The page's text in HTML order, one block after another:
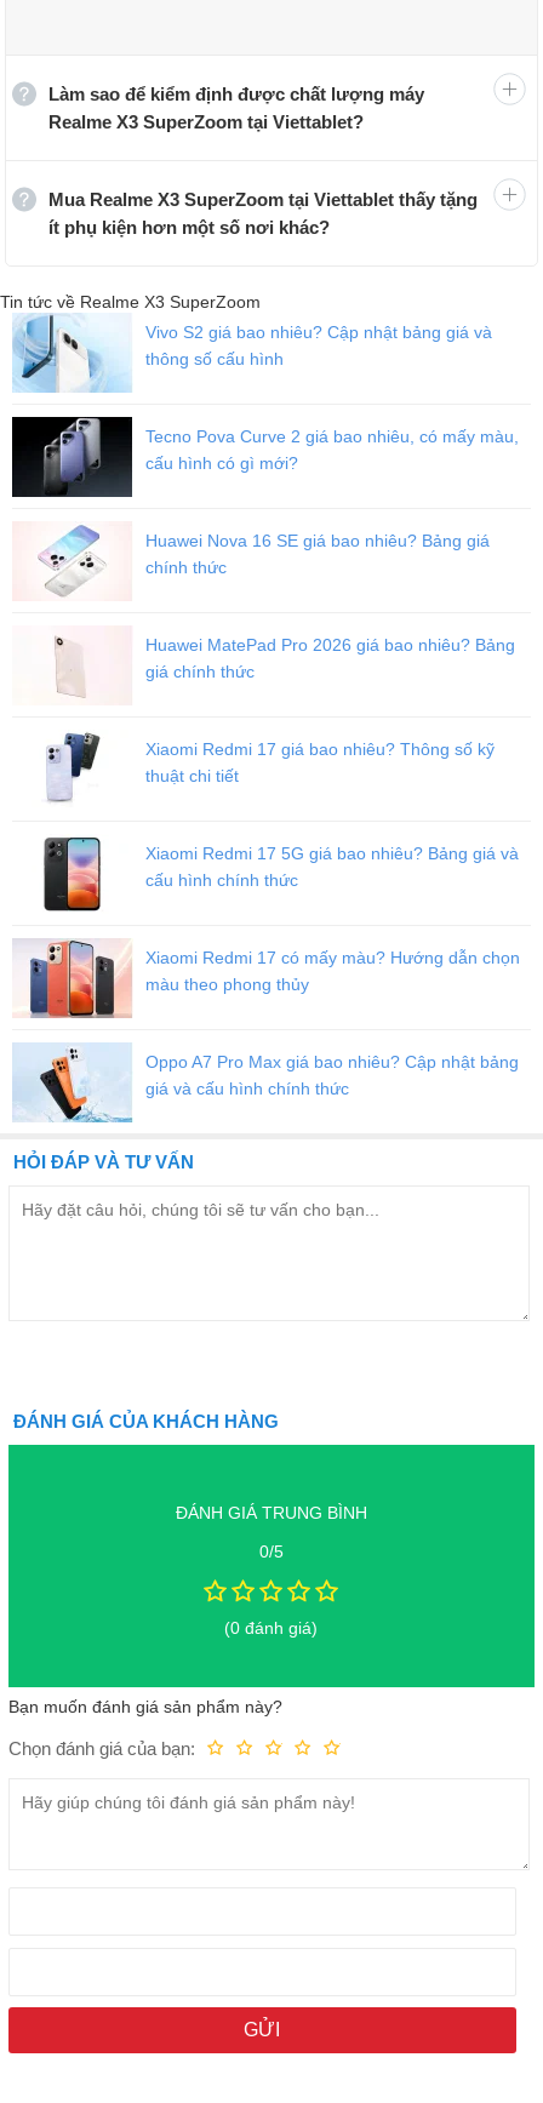
Làm sao để kiểm định được chất lượng máy
Realme X3 SuperZoom tại Viettablet?
Mua Realme X3 SuperZoom tại Viettablet thấy tặng
ít phụ kiện hơn một số nơi khác?
Tin tức về Realme X3 SuperZoom
Vivo S2 giá bao nhiêu? Cập nhật bảng giá và
thông số cấu hình
Tecno Pova Curve 2 giá bao nhiêu, có mấy màu,
cấu hình có gì mới?
Huawei Nova 16 SE giá bao nhiêu? Bảng giá
chính thức
Huawei MatePad Pro 2026 giá bao nhiêu? Bảng
giá chính thức
Xiaomi Redmi 17 giá bao nhiêu? Thông số kỹ
thuật chi tiết
Xiaomi Redmi 17 5G giá bao nhiêu? Bảng giá và
cấu hình chính thức
Xiaomi Redmi 17 có mấy màu? Hướng dẫn chọn
màu theo phong thủy
Oppo A7 Pro Max giá bao nhiêu? Cập nhật bảng
giá và cấu hình chính thức
HỎI ĐÁP VÀ TƯ VẤN
ĐÁNH GIÁ CỦA KHÁCH HÀNG
ĐÁNH GIÁ TRUNG BÌNH
0/5
(0 đánh giá)
Bạn muốn đánh giá sản phẩm này?
Chọn đánh giá của bạn: Tuyệt vời!
Rất tốt
Trung bình
Fair
Kém